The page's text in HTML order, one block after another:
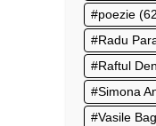
poezie
Radu
Raftul
Simona
Vasile